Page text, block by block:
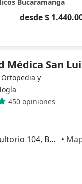
Bucaramanga
desde $
Médica San
y
450 opiniones
Carrera 26 N 48 - 26 consultorio 104, Bucaramanga •